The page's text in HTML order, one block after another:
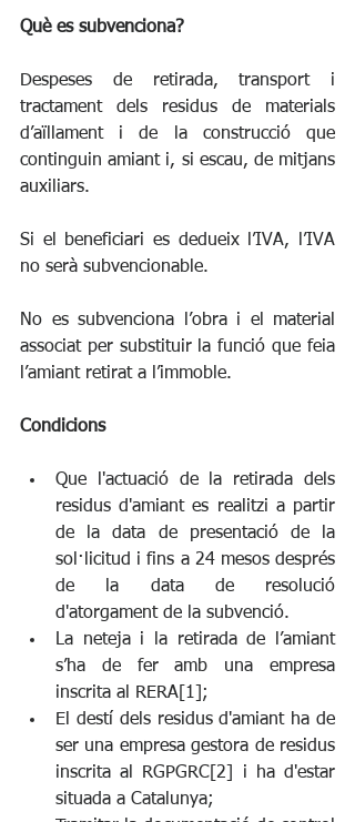
Què es subvenciona?
Despeses de retirada, transport i
tractament dels residus de materials
d’aïllament i de la construcció que
continguin amiant i, si escau, de mitjans
auxiliars.
Si el beneficiari es dedueix l’IVA, l’IVA
no serà subvencionable.
No es subvenciona l’obra i el material
associat per substituir la funció que feia
l’amiant retirat a l’immoble.
Condicions
Que l'actuació de la retirada dels
residus d'amiant es realitzi a partir
de la data de presentació de la
sol·licitud i fins a 24 mesos després
de la data de resolució
d'atorgament de la subvenció.
La neteja i la retirada de l’amiant
s’ha de fer amb una empresa
inscrita al RERA[1];
El destí dels residus d'amiant ha de
ser una empresa gestora de residus
inscrita al RGPGRC[2] i ha d'estar
situada a Catalunya;